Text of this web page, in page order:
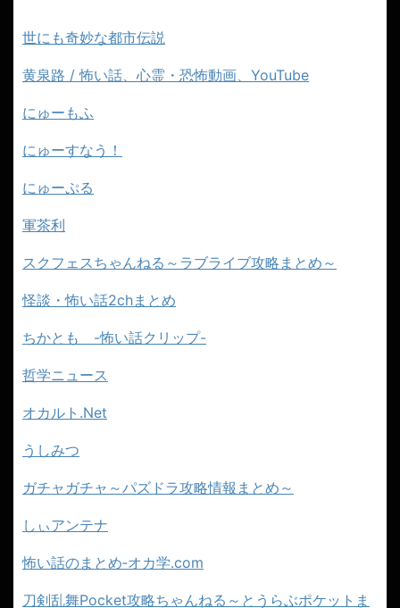
世にも奇妙な都市伝説
黄泉路 / 怖い話、心霊・恐怖動画、YouTube
にゅーもふ
にゅーすなう！
にゅーぷる
軍茶利
スクフェスちゃんねる～ラブライブ攻略まとめ～
怪談・怖い話2chまとめ
ちかとも -怖い話クリップ-
哲学ニュース
オカルト.Net
うしみつ
ガチャガチャ～パズドラ攻略情報まとめ～
しぃアンテナ
怖い話のまとめ‐オカ学.com
刀剣乱舞Pocket攻略ちゃんねる～とうらぶポケットま